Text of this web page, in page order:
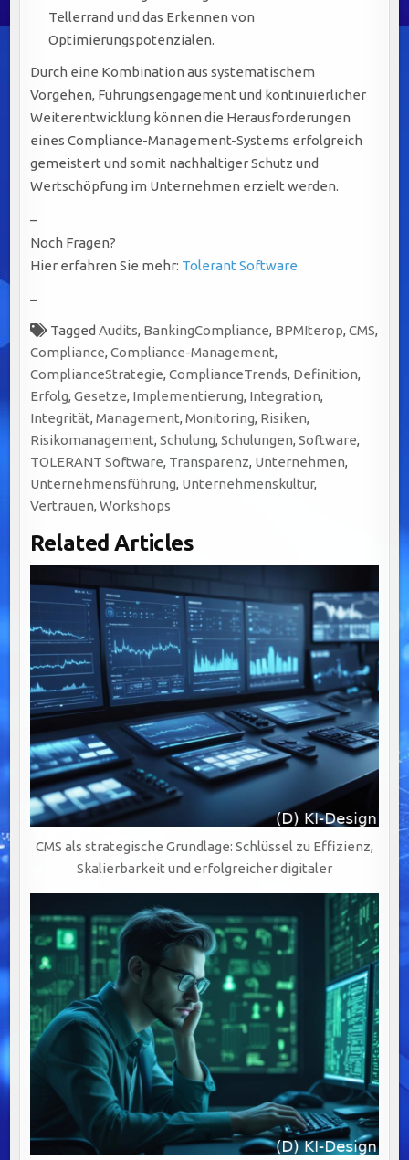
Tellerrand und das Erkennen von
Optimierungspotenzialen.
Durch eine Kombination aus systematischem
Vorgehen, Führungsengagement und kontinuierlicher
Weiterentwicklung können die Herausforderungen
eines Compliance-Management-Systems erfolgreich
gemeistert und somit nachhaltiger Schutz und
Wertschöpfung im Unternehmen erzielt werden.
–
Noch Fragen?
Hier erfahren Sie mehr: Tolerant Software
–
TaggedAudits, BankingCompliance, BPMIterop,CMS,
Compliance,Compliance-Management,
ComplianceStrategie,ComplianceTrends, Definition,
Erfolg,Gesetze, Implementierung, Integration,
Integrität,Management,Monitoring, Risiken,
Risikomanagement,Schulung,Schulungen,Software,
TOLERANT Software, Transparenz, Unternehmen,
Unternehmensführung, Unternehmenskultur,
Vertrauen,Workshops
Related Articles
CMS als strategische Grundlage: Schlüssel zu Effizienz,
Skalierbarkeit und erfolgreicher digitaler